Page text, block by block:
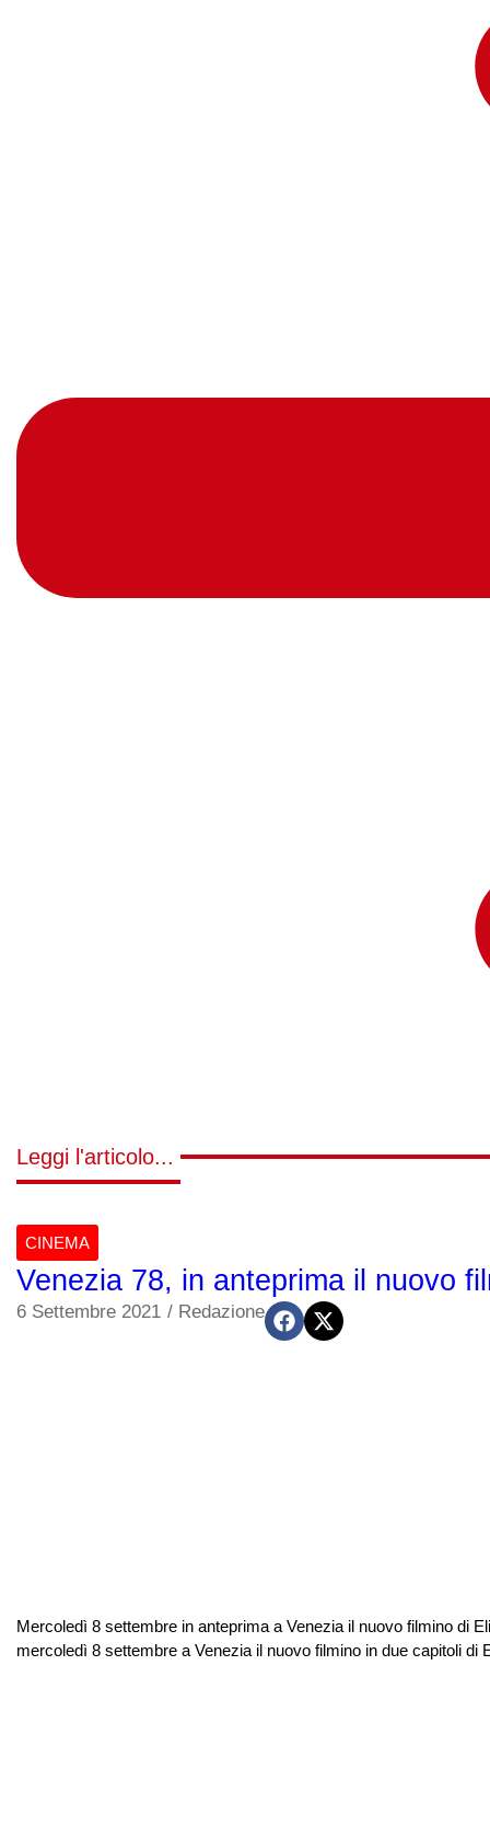
Leggi l'articolo...
CINEMA
Venezia 78, in anteprima il nuovo
6 Settembre 2021 / Redazione
Mercoledì 8 settembre in anteprima a Venezia il nuovo filmino di
mercoledì 8 settembre a Venezia il nuovo filmino in due capitoli